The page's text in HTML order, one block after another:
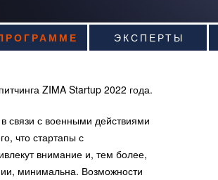
ЭКСПЕРТЫ
ZIMA Startup 2022 года.
связи с военными действиями
что стартапы с
внимание и, тем более,
минимальна. Возможности